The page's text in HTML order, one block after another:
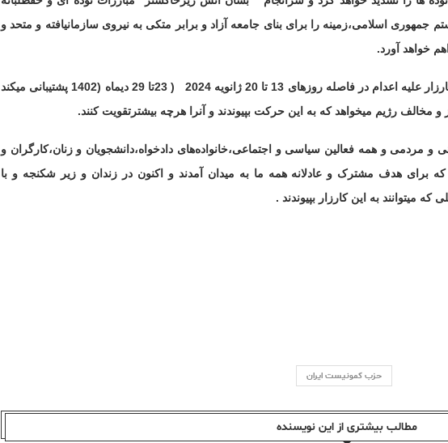
جمهوری اسلامی،زمینه را برای بنای جامعه آزاد و برابر متکی به نیروی سازمانیافته و متحد و
خواهد آورد.
در فاصله روزهای 13 تا 20 ژانویه 2024
( 23تا 29 دیماه (1402 پشتیبانی میکند
مخالف رژیم میخواهد که به این حرکت بپیوندند و آنرا هرچه بیشترتقویت کنند.
و همه فعالین سیاسی و اجتماعی،خانواده‌های دادخواه،دانشجویان و زنان،کارگران و
برای هدف مشترک و عادلانه همه ما به میدان آمدند و اکنون در زندان و زیر شکنجه و با
میتوانند به این کارزار بپیوندند .
حزب کمونیست ایران
مطالب بیشتری از این نویسندە